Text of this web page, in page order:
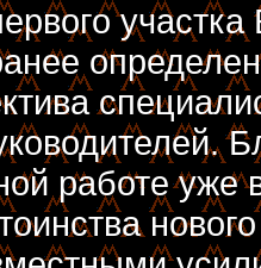
работе уже